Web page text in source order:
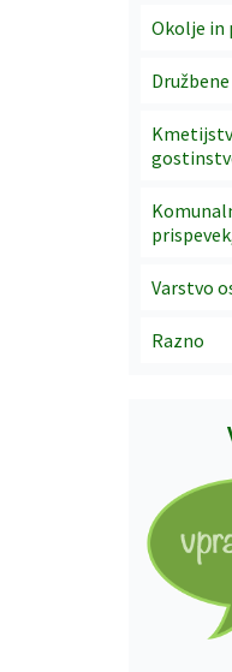
Okolje in
Varstvo
Razno